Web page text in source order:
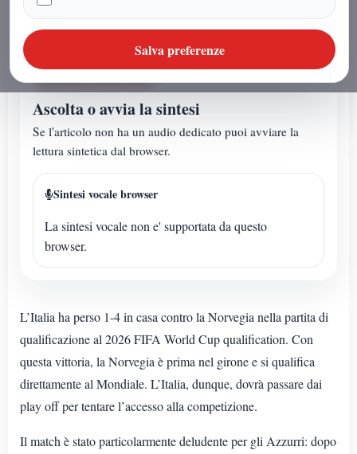
Ascolta o avvia la sintesi
Se l'articolo non ha un audio dedicato puoi avviare la
lettura sintetica dal browser.
Sintesi vocale browser
La sintesi vocale non e' supportata da questo
browser.
L’Italia ha perso 1-4 in casa contro la Norvegia nella partita di
qualificazione al 2026 FIFA World Cup qualification. Con
questa vittoria, la Norvegia è prima nel girone e si qualifica
direttamente al Mondiale. L’Italia, dunque, dovrà passare dai
play off per tentare l’accesso alla competizione.
Il match è stato particolarmente deludente per gli Azzurri: dopo
Salva preferenze